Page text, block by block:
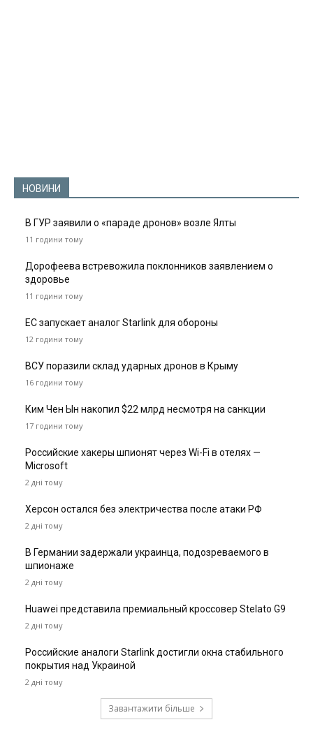
НОВИНИ
В ГУР заявили о «параде дронов» возле Ялты
11 години тому
Дорофеева встревожила поклонников заявлением о
здоровье
11 години тому
ЕС запускает аналог Starlink для обороны
12 години тому
ВСУ поразили склад ударных дронов в Крыму
16 години тому
Ким Чен Ын накопил $22 млрд несмотря на санкции
17 години тому
Российские хакеры шпионят через Wi-Fi в отелях —
Microsoft
2 дні тому
Херсон остался без электричества после атаки РФ
2 дні тому
В Германии задержали украинца, подозреваемого в
шпионаже
2 дні тому
Huawei представила премиальный кроссовер Stelato G9
2 дні тому
Российские аналоги Starlink достигли окна стабильного
покрытия над Украиной
2 дні тому
Завантажити більше